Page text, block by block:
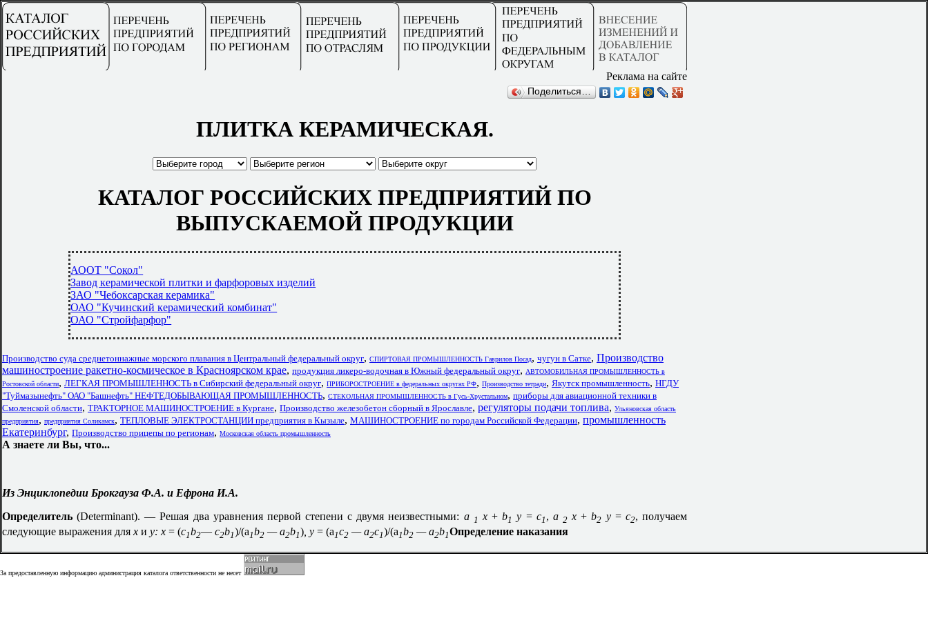
Реклама на сайте
Поделиться…
ПЛИТКА КЕРАМИЧЕСКАЯ.
КАТАЛОГ РОССИЙСКИХ ПРЕДПРИЯТИЙ ПО
ВЫПУСКАЕМОЙ ПРОДУКЦИИ
АООТ "Сокол"
Завод керамической плитки и фарфоровых изделий
ЗАО "Чебоксарская керамика"
ОАО "Кучинский керамический комбинат"
ОАО "Стройфарфор"
Производство суда среднетоннажные морского плавания в Центральный федеральный округ, СПИРТОВАЯ ПРОМЫШЛЕННОСТЬ Гаврилов Посад, чугун в Сатке, Производство
машиностроение ракетно-космическое в Красноярском крае, продукция ликеро-водочная в Южный федеральный округ, АВТОМОБИЛЬНАЯ ПРОМЫШЛЕННОСТЬ в
Ростовской области, ЛЕГКАЯ ПРОМЫШЛЕННОСТЬ в Сибирский федеральный округ, ПРИБОРОСТРОЕНИЕ в федеральных округах РФ, Производство тетради, Якутск промышленность, НГДУ
"Туймазынефть" ОАО "Башнефть" НЕФТЕДОБЫВАЮЩАЯ ПРОМЫШЛЕННОСТЬ, СТЕКОЛЬНАЯ ПРОМЫШЛЕННОСТЬ в Гусь-Хрустальном, приборы для авиационной техники в
Смоленской области, ТРАКТОРНОЕ МАШИНОСТРОЕНИЕ в Кургане, Производство железобетон сборный в Ярославле, регуляторы подачи топлива, Ульяновская область
предприятия, предприятия Соликамск, ТЕПЛОВЫЕ ЭЛЕКТРОСТАНЦИИ предприятия в Кызыле, МАШИНОСТРОЕНИЕ по городам Российской Федерации, промышленность
Екатеринбург, Производство прицепы по регионам, Московская область промышленность
А знаете ли Вы, что...
Из Энциклопедии Брокгауза Ф.А. и Ефрона И.А.
Определитель(Determinant). — Решая два уравнения первой степени с двумя неизвестными: а 1 х+ b1 у = c1 , а 2 х+ b2 у = c2, получаем
следующие выражения для x и у: x = (c1b2— c2b1)/(a1b2 — a2b1) , y = (a1c2 — a2c1)/(a1b2 — a2b1Определение наказания
За предоставленную информацию администрация каталога ответственности не несет